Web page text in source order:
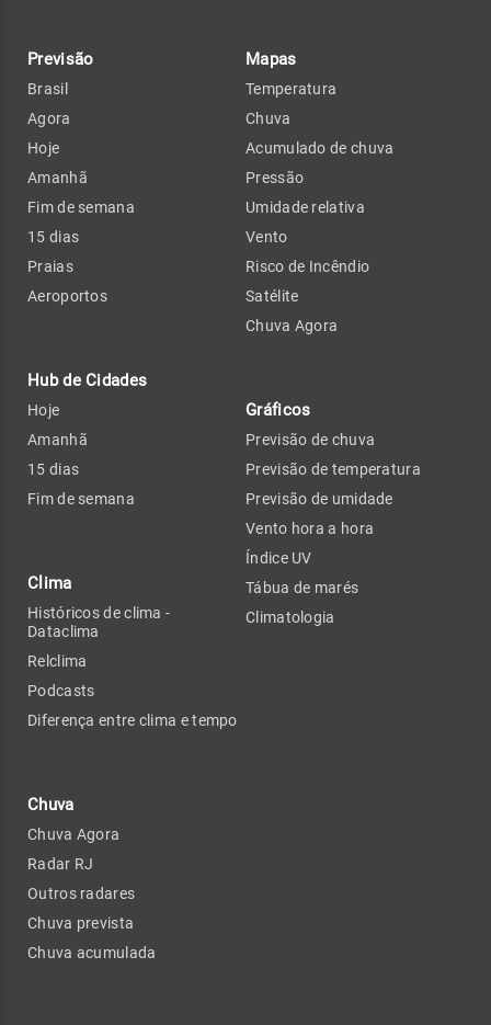
Previsão
Brasil
Agora
Hoje
Amanhã
Fim de semana
15 dias
Praias
Aeroportos
Hub de Cidades
Hoje
Amanhã
15 dias
Fim de semana
Clima
Históricos de clima -
Dataclima
Relclima
Podcasts
Diferença entre clima e tempo
Chuva
Chuva Agora
Radar RJ
Outros radares
Chuva prevista
Chuva acumulada
Mapas
Temperatura
Chuva
Acumulado de chuva
Pressão
Umidade relativa
Vento
Risco de Incêndio
Satélite
Chuva Agora
Gráficos
Previsão de chuva
Previsão de temperatura
Previsão de umidade
Vento hora a hora
Índice UV
Tábua de marés
Climatologia